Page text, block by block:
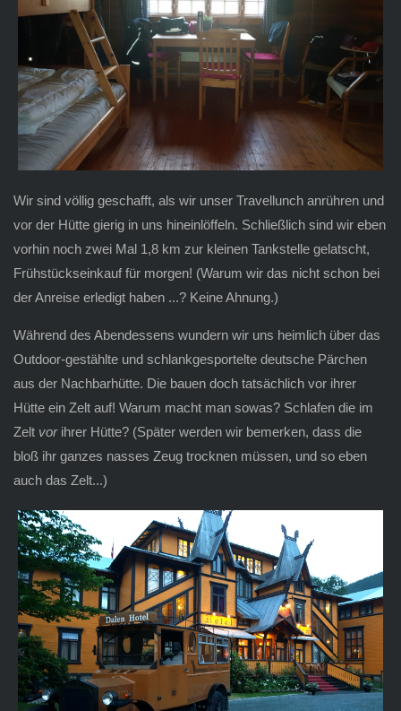
Wir sind völlig geschafft, als wir unser Travellunch anrühren und
vor der Hütte gierig in uns hineinlöffeln. Schließlich sind wir eben
vorhin noch zwei Mal 1,8 km zur kleinen Tankstelle gelatscht,
Frühstückseinkauf für morgen! (Warum wir das nicht schon bei
der Anreise erledigt haben ...? Keine Ahnung.)
Während des Abendessens wundern wir uns heimlich über das
Outdoor-gestählte und schlankgesportelte deutsche Pärchen
aus der Nachbarhütte. Die bauen doch tatsächlich vor ihrer
Hütte ein Zelt auf! Warum macht man sowas? Schlafen die im
Zelt vorihrer Hütte? (Später werden wir bemerken, dass die
bloß ihr ganzes nasses Zeug trocknen müssen, und so eben
auch das Zelt...)